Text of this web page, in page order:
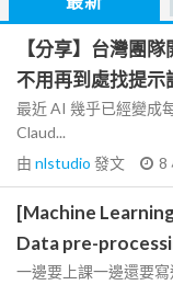
【分享】台灣團
不用再到處找提示
最近 AI 幾乎已經變成
Claud...
由 nlstudio 發文 8
[Machine
Data pre-
一邊要上課一邊還要